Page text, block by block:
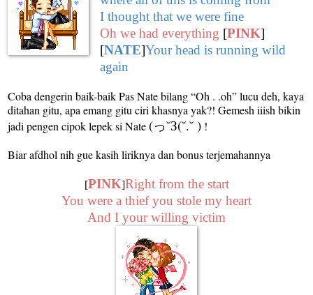
I thought that we were fine
Oh we had everything [PINK]
[NATE]Your head is running wild
again
Coba dengerin baik-baik Pas Nate bilang “Oh . .oh” lucu deh, kaya
ditahan gitu, apa emang gitu ciri khasnya yak?! Gemesh iiish bikin
jadi pengen cipok lepek si Nate (っ˘З(˘.˘ ) !
Biar afdhol nih gue kasih liriknya dan bonus terjemahannya
[PINK]Right from the start
You were a thief you stole my heart
And I your willing victim